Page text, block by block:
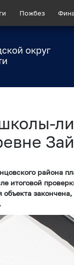
Пожбез
округ
района
итоговой
объекта